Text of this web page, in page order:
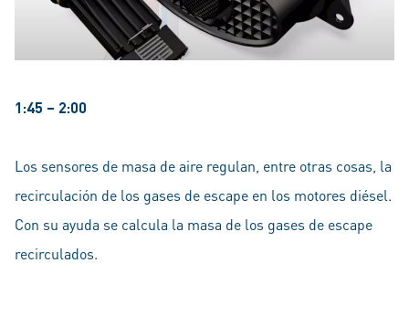
1:45 – 2:00
Los sensores de masa de aire regulan, entre otras cosas, la
recirculación de los gases de escape en los motores diésel.
Con su ayuda se calcula la masa de los gases de escape
recirculados.